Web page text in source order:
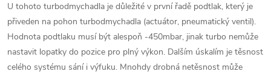
U tohoto turbodmychadla je důležité v první řadě podtlak, který je
přiveden na pohon turbodmychadla (actuátor, pneumatický ventil).
Hodnota podtlaku musí být alespoň -450mbar, jinak turbo nemůže
nastavit lopatky do pozice pro plný výkon. Dalším úskalím je těsnost
celého systému sání i výfuku. Mnohdy drobná netěsnost může